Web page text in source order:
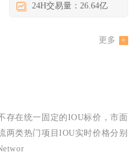
24H交易量：26.64亿
更多
存在统一固定的IOU标价，市面
两类热门项目IOU实时价格分别